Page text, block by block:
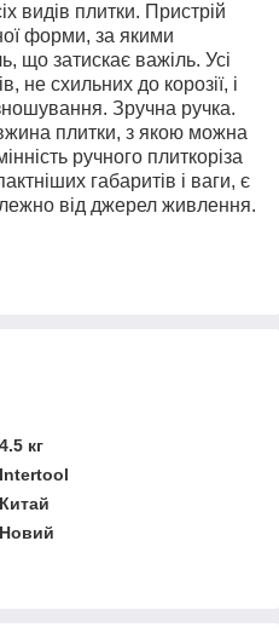
видів плитки. Пристрій
форми, за якими
що затискає важіль. Усі
не схильних до корозії, і
Зручна ручка.
плитки, з якою можна
ручного плиткоріза
габаритів і ваги, є
від джерел живлення.
4.5 кг
Intertool
Китай
Новий